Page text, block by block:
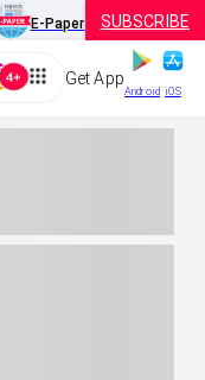
E-Paper SUBSCRIBE
Get App
Android iOS